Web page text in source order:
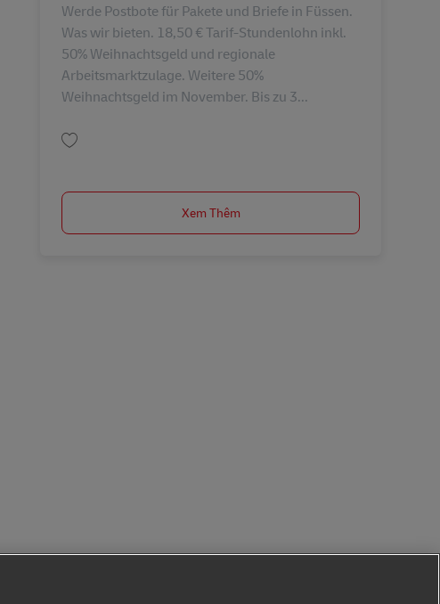
Werde Postbote für Pakete und Briefe in Füssen.
Was wir bieten. 18,50 € Tarif-Stundenlohn inkl.
50% Weihnachtsgeld und regionale
Arbeitsmarktzulage. Weitere 50%
Weihnachtsgeld im November. Bis zu 3...
Xem Thêm